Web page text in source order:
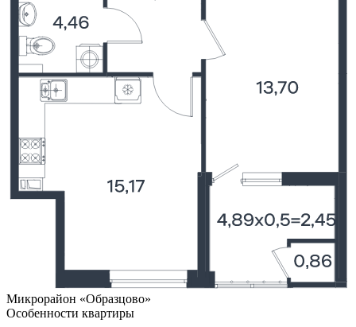
Микрорайон «Образцово»
Особенности квартиры